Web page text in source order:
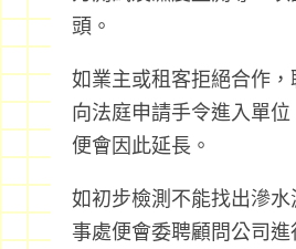
頭。
如業主或租客拒絕合作，
向法庭申請手令進入單
便會因此延長。
如初步檢測不能找出滲
事處便會委聘顧問公司進